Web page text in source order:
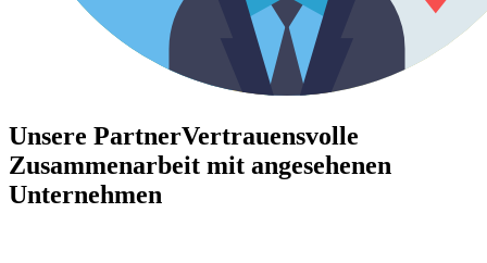
Unsere PartnerVertrauensvolle
Zusammenarbeit mit angesehenen
Unternehmen